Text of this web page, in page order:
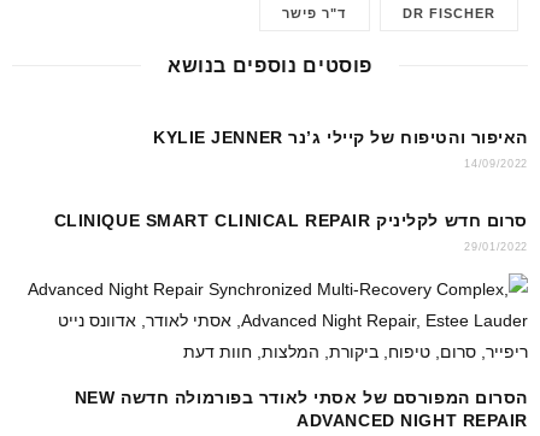
b
o
k
p
DR FISCHER ד"ר פישר
פוסטים נוספים בנושא
האיפור והטיפוח של קיילי ג’נר KYLIE JENNER
14/09/2022
סרום חדש לקליניק CLINIQUE SMART CLINICAL REPAIR
29/01/2022
הסרום המפורסם של אסתי לאודר בפורמולה חדשה NEW
ADVANCED NIGHT REPAIR